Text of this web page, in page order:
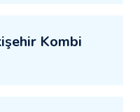
Kombi